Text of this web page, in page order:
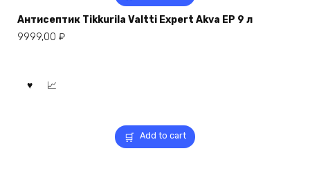
Антисептик Tikkurila Valtti Expert Akva EP 9 л
9999,00 ₽
Add to cart